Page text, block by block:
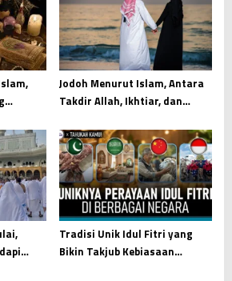
Jodoh Menurut Islam, Antara
Takdir Allah, Ikhtiar, dan
Tradisi Unik Idul Fitri yang
Bikin Takjub Kebiasaan